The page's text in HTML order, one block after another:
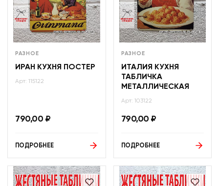
РАЗНОЕ
ИРАН КУХНЯ ПОСТЕР
Арт: 115122
790,00 ₽
ПОДРОБНЕЕ
РАЗНОЕ
ИТАЛИЯ КУХНЯ
ТАБЛИЧКА
МЕТАЛЛИЧЕСКАЯ
Арт: 103122
790,00 ₽
ПОДРОБНЕЕ